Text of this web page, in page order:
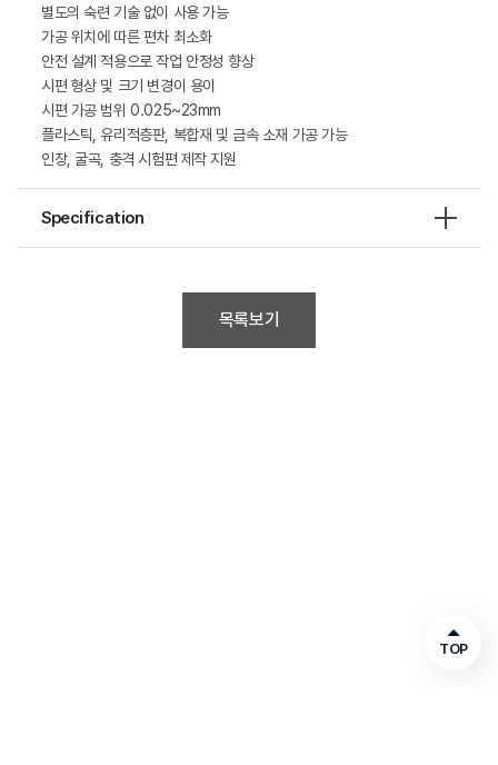
별도의 숙련 기술 없이 사용 가능
가공 위치에 따른 편차 최소화
안전 설계 적용으로 작업 안정성 향상
시편 형상 및 크기 변경이 용이
시편 가공 범위 0.025~23mm
플라스틱, 유리적층판, 복합재 및 금속 소재 가공 가능
인장, 굴곡, 충격 시험편 제작 지원
Specification
목록보기
TOP